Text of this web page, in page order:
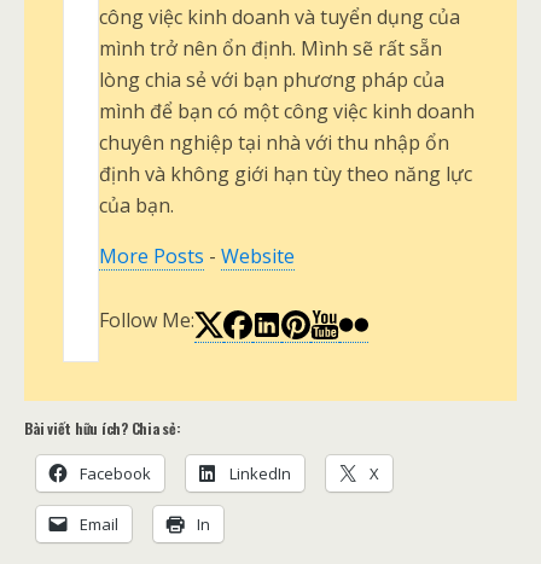
công việc kinh doanh và tuyển dụng của
mình trở nên ổn định. Mình sẽ rất sẵn
lòng chia sẻ với bạn phương pháp của
mình để bạn có một công việc kinh doanh
chuyên nghiệp tại nhà với thu nhập ổn
định và không giới hạn tùy theo năng lực
của bạn.
More Posts -Website
Follow Me:
Bài viết hữu ích? Chia sẻ:
Facebook LinkedIn X
Email In